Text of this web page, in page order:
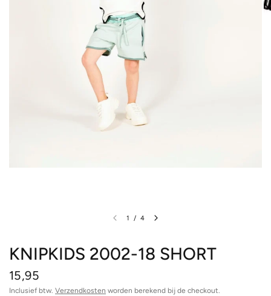
1 / 4
KNIPKIDS 2002-18 SHORT
15,95
Inclusief btw. Verzendkosten worden berekend bij de checkout.